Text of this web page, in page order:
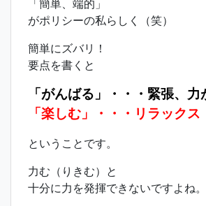
「簡単、端的」
がポリシーの私らしく（笑）
簡単にズバリ！
要点を書くと
「がんばる」・・・緊張、力
「楽しむ」・・・リラックス
ということです。
力む（りきむ）と
十分に力を発揮できないですよね。